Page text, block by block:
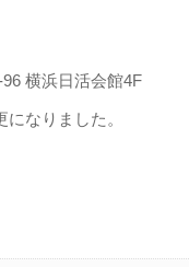
横浜日活会館4F
なりました。